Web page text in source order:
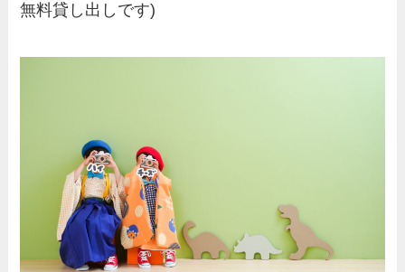
無料貸し出しです)